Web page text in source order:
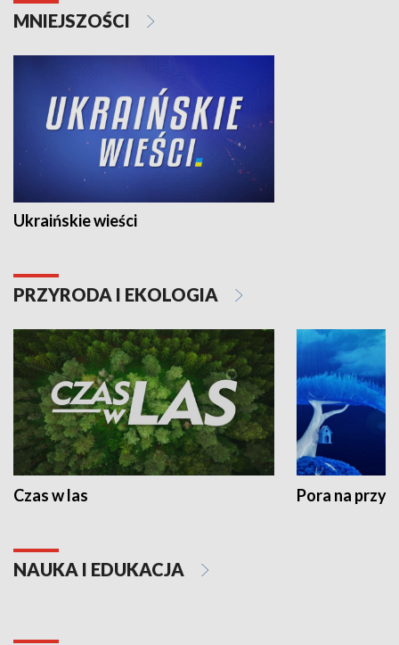
MNIEJSZOŚCI
Ukraińskie wieści
PRZYRODA I EKOLOGIA
Czas w las Pora na
NAUKA I EDUKACJA